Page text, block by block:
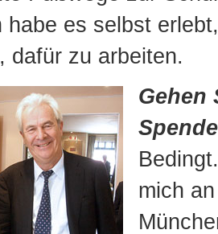
habe es selbst
dafür zu arbeiten.
Gehen
mich